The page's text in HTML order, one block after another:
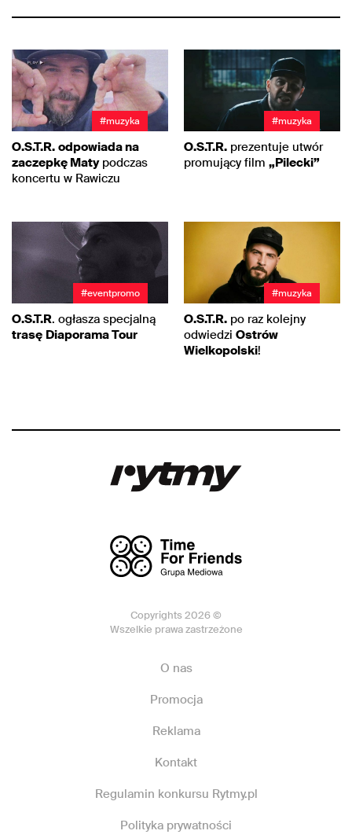
#muzyka
O.S.T.R. odpowiada na
zaczepkę Matypodczas
koncertu w Rawiczu
#muzyka
O.S.T.R. prezentuje utwór
promujący film „Pilecki”
#eventpromo
O.S.T.R. ogłasza specjalną
trasę Diaporama Tour
#muzyka
O.S.T.R. po raz kolejny
odwiedzi Ostrów
Wielkopolski!
Copyrights 2026 ©
Wszelkie prawa zastrzeżone
O nas
Promocja
Reklama
Kontakt
Regulamin konkursu Rytmy.pl
Polityka prywatności